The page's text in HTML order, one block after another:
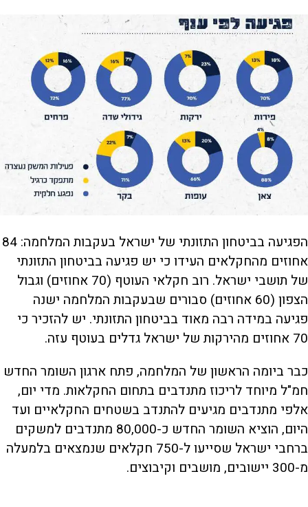
הפגיעה בביטחון התזונתי של ישראל בעקבות המלחמה: 84
אחוזים מהחקלאים העידו כי יש פגיעה בביטחון התזונתי
של תושבי ישראל. רוב חקלאי העוטף (70 אחוזים) וגבול
הצפון (60 אחוזים) סבורים שבעקבות המלחמה ישנה
פגיעה במידה רבה מאוד בביטחון התזונתי. יש להזכיר כי
70 אחוזים מהירקות של ישראל גדלים בעוטף עזה.
כבר ביומה הראשון של המלחמה, פתח ארגון השומר החדש
חמ"ל מיוחד לריכוז מתנדבים בתחום החקלאות. מדי יום,
אלפי מתנדבים מגיעים להתנדב בשטחים החקלאיים ועד
היום, הוציא השומר החדש כ-80,000 מתנדבים למשקים
ברחבי ישראל שסייעו ל-750 חקלאים שנמצאים בלמעלה
מ-300 יישובים, מושבים וקיבוצים.